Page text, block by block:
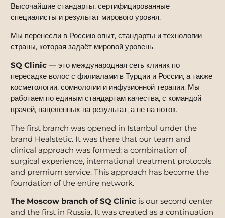
Высочайшие стандарты, сертифицированные
специалисты и результат мирового уровня.
Мы перенесли в Россию опыт, стандарты и технологии
страны, которая задаёт мировой уровень.
SQ Clinic— это международная сеть клиник по
пересадке волос с филиалами в Турции и России, а также
косметологии, сомнологии и инфузионной терапии. Мы
работаем по единым стандартам качества, с командой
врачей, нацеленных на результат, а не на поток.
The first branch was opened in Istanbul under the
brand Healstetic. It was there that our team and
clinical approach was formed: a combination of
surgical experience, international treatment protocols
and premium service. This approach has become the
foundation of the entire network.
The Moscow branch of SQ Clinicis our second center
and the first in Russia. It was created as a continuation